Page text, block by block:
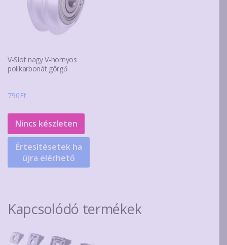
V-Slot nagy V-hornyos
polikarbonát görgő
790Ft
Nincs készleten
Értesítésetek ha
újra elérhető
Kapcsolódó termékek